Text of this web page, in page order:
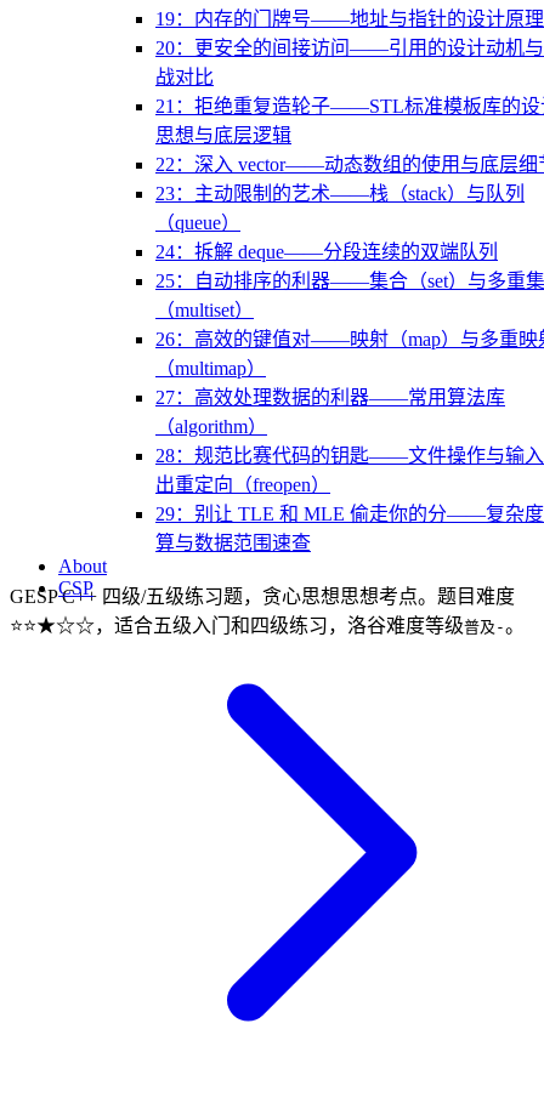
19：内存的门牌号——地址与指针的设计原理
20：更安全的间接访问——引用的设计动机
战对比
21：拒绝重复造轮子——STL标准模板库的设
思想与底层逻辑
22：深入 vector——动态数组的使用与底层细
23：主动限制的艺术——栈（stack）与队列
（queue）
24：拆解 deque——分段连续的双端队列
25：自动排序的利器——集合（set）与多重
（multiset）
26：高效的键值对——映射（map）与多重映
（multimap）
27：高效处理数据的利器——常用算法库
（algorithm）
28：规范比赛代码的钥匙——文件操作与输
出重定向（freopen）
29：别让 TLE 和 MLE 偷走你的分——复杂
算与数据范围速查
About
CSP
GESP C++ 四级/五级练习题，贪心思想思想考点。题目难度
⭐⭐★☆☆，适合五级入门和四级练习，洛谷难度等级普及-。